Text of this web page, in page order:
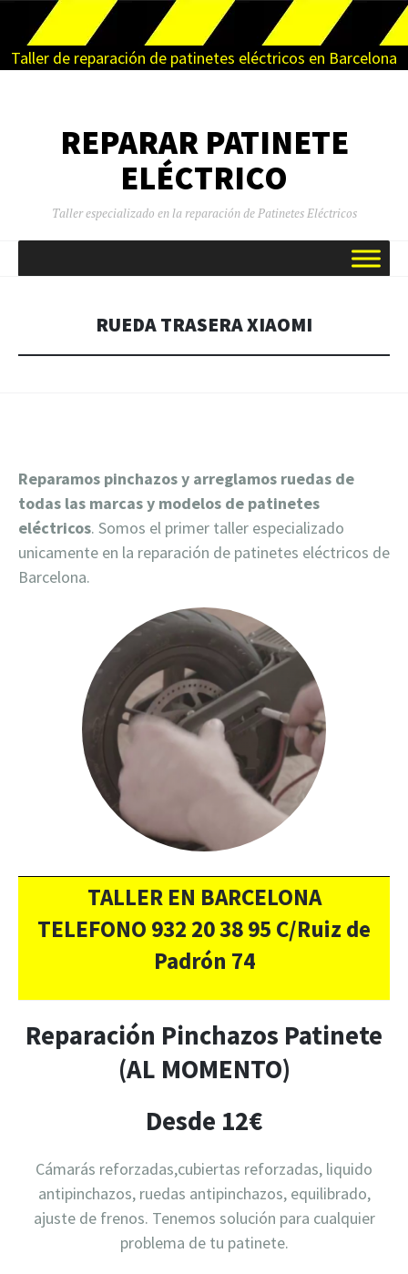
Taller de reparación de patinetes eléctricos en Barcelona
REPARAR PATINETE
ELÉCTRICO
Taller especializado en la reparación de Patinetes Eléctricos
CONTENIDO
RUEDA TRASERA XIAOMI
Reparamos pinchazos y arreglamos ruedas de
todas las marcas y modelos de patinetes
eléctricos. Somos el primer taller especializado
unicamente en la reparación de patinetes eléctricos de
Barcelona.
TALLER EN BARCELONA
TELEFONO 932 20 38 95 C/Ruiz de
Padrón 74
Reparación Pinchazos Patinete
(AL MOMENTO)
Desde 12€
Cámarás reforzadas,cubiertas reforzadas, liquido
antipinchazos, ruedas antipinchazos, equilibrado,
ajuste de frenos. Tenemos solución para cualquier
problema de tu patinete.